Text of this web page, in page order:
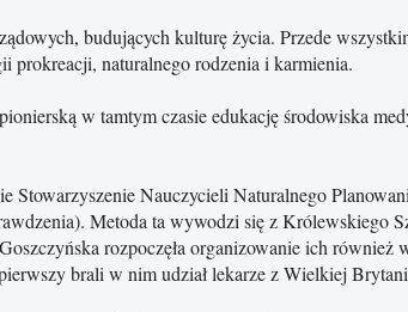
budujących kulturę życia. Przede
prokreacji, naturalnego rodzenia i karmienia.
w tamtym czasie edukację środowiska
Stowarzyszenie Nauczycieli Naturalnego
Metoda ta wywodzi się z Królewskiego
rozpoczęła organizowanie ich
brali w nim udział lekarze z Wielkiej